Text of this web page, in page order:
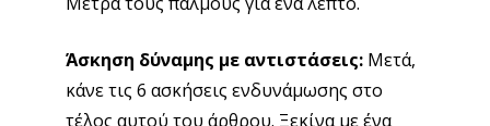
χρήσιμα τα ρυθμιζόμενα βαράκια εδώ.
Σετ κι επαναλήψεις:ένα σετ των 12